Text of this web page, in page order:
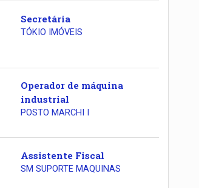
Secretária
TÓKIO IMÓVEIS
Operador de máquina
industrial
POSTO MARCHI I
Assistente Fiscal
SM SUPORTE MAQUINAS